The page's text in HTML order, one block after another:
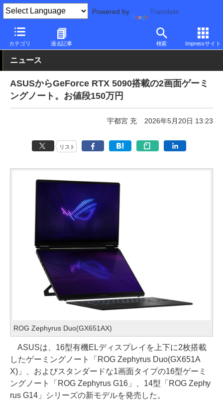
Powered by Translate
カテゴリ 過去記事 検索 Impressサイト
PC Watch パソコン/タブレット/スマートフォン ゲーミングノー
ニュース
ASUSからGeForce RTX 5090搭載の2画面ゲーミ
ングノート。お値段150万円
宇都宮 充 2026年5月20日 13:23
リスト
ROG Zephyrus Duo(GX651AX)
ASUSは、16型有機ELディスプレイを上下に2枚搭載
したゲーミングノート「ROG Zephyrus Duo(GX651A
X)」、およびスタンダードな1画面タイプの16型ゲーミ
ングノート「ROG Zephyrus G16」、14型「ROG Zephy
rus G14」シリーズの新モデルを発売した。